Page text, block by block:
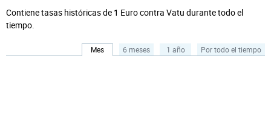
Contiene tasas históricas de 1 Euro contra Vatu durante todo el
tiempo.
Mes 6 meses 1 año Por todo el tiempo